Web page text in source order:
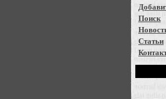
Поиск
Статьи